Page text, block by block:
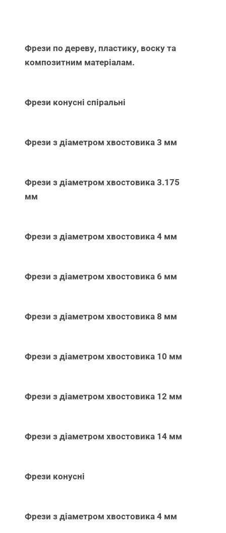
Фрези по дереву, пластику, воску та
композитним матеріалам.
Фрези конусні спіральні
Фрези з діаметром хвостовика 3 мм
Фрези з діаметром хвостовика 3.175
мм
Фрези з діаметром хвостовика 4 мм
Фрези з діаметром хвостовика 6 мм
Фрези з діаметром хвостовика 8 мм
Фрези з діаметром хвостовика 10 мм
Фрези з діаметром хвостовика 12 мм
Фрези з діаметром хвостовика 14 мм
Фрези конусні
Фрези з діаметром хвостовика 4 мм